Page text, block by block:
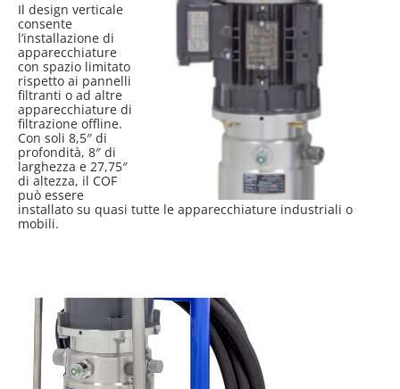
Il design verticale
consente
l’installazione di
apparecchiature
con spazio limitato
rispetto ai pannelli
filtranti o ad altre
apparecchiature di
filtrazione offline.
Con soli 8,5″ di
profondità, 8″ di
larghezza e 27,75″
di altezza, il COF
può essere
installato su quasi tutte le apparecchiature industriali o
mobili.